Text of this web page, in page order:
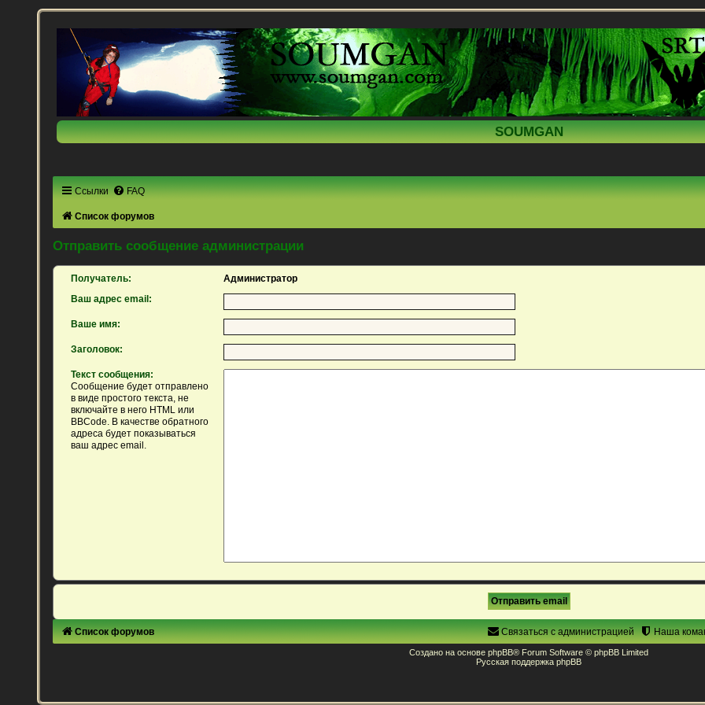
SOUMGAN
Ссылки FAQ
Список форумов
Отправить сообщение администрации
Получатель:
Администратор
Ваш адрес email:
Ваше имя:
Заголовок:
Текст сообщения:
Сообщение будет отправлено
в виде простого текста, не
включайте в него HTML или
BBCode. В качестве обратного
адреса будет показываться
ваш адрес email.
Список форумов Наша
Связаться с администрацией
Создано на основе phpBB® Forum Software © phpBB Limited
Русская поддержка phpBB